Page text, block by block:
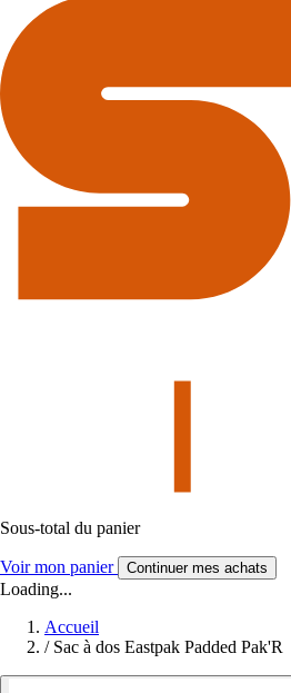
Sous-total du panier
Voir mon panier Continuer mes achats
Loading...
Accueil
/ Sac à dos Eastpak Padded Pak'R